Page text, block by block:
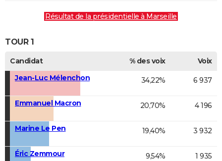
Résultat de la présidentielle à Marseille
TOUR 1
Candidat % des voix
Voix
Jean-Luc Mélenchon
34,22% 6 937
Emmanuel Macron 20,70% 4 196
Marine Le Pen 19,40% 3 932
Éric Zemmour 9,54% 1 935